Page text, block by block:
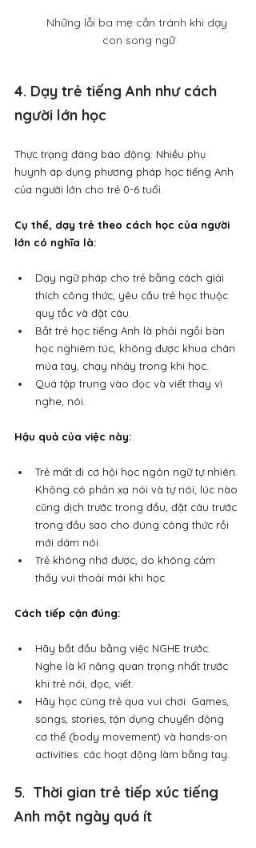
Những lỗi ba mẹ cần tránh khi dạy
con song ngữ
4. Dạy trẻ tiếng Anh như cách
người lớn học
Thực trạng đáng báo động: Nhiều phụ
huynh áp dụng phương pháp học tiếng Anh
của người lớn cho trẻ 0-6 tuổi.
Cụ thể, dạy trẻ theo cách học của người
lớn có nghĩa là:
Dạy ngữ pháp cho trẻ bằng cách giải
thích công thức, yêu cầu trẻ học thuộc
quy tắc và đặt câu.
Bắt trẻ học tiếng Anh là phải ngồi bàn
học nghiêm túc, không được khua chân
múa tay, chạy nhảy trong khi học.
Quá tập trung vào đọc và viết thay vì
nghe, nói.
Hậu quả của việc này:
Trẻ mất đi cơ hội học ngôn ngữ tự nhiên.
Không có phản xạ nói và tự nói, lúc nào
cũng dịch trước trong đầu, đặt câu trước
trong đầu sao cho đúng công thức rồi
mới dám nói.
Trẻ không nhớ được, do không cảm
thấy vui thoải mái khi học.
Cách tiếp cận đúng:
Hãy bắt đầu bằng việc NGHE trước.
Nghe là kĩ năng quan trọng nhất trước
khi trẻ nói, đọc, viết.
Hãy học cùng trẻ qua vui chơi: Games,
songs, stories, tận dụng chuyển động
cơ thể (body movement) và hands-on
activities: các hoạt động làm bằng tay.
5.  Thời gian trẻ tiếp xúc tiếng
Anh một ngày quá ít